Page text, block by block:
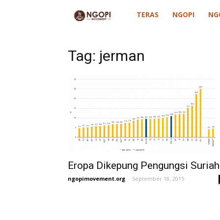
ngopimovement
TERAS NGOPI
Tag: jerman
Eropa Dikepung Pengungsi Suriah
ngopimovement.org - September 18, 2015